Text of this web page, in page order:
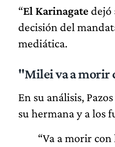
“El Karinagate dejó
decisión del
mediática.
"Milei va a morir
En su análisis,
su hermana y a los
“Va a morir